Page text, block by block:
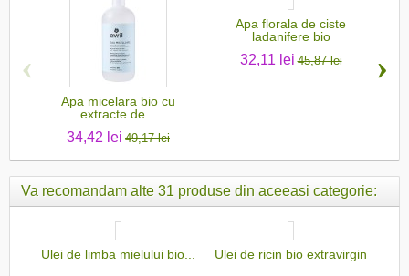
Apa micelara bio cu
extracte de...
34,42 lei 49,17 lei
Apa florala de ciste
ladanifere bio
32,11 lei 45,87 lei
‹ ›
Va recomandam alte 31 produse din aceeasi categorie:
Ulei de limba mielului bio... Ulei de ricin bio extravirgin